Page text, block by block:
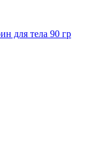
для тела 90 гр